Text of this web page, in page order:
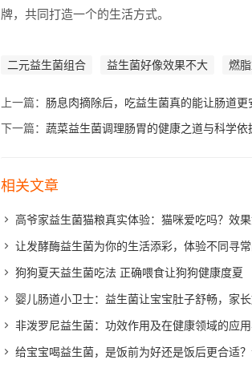
牌，共同打造一个的生活方式。
二元益生菌组合 益生菌好像效果不大 燃
上一篇： 肠息肉摘除后，吃益生菌真的能让肠道更
下一篇： 蔬菜益生菌调理肠胃的健康之道与科学依
相关文章
高爷家益生菌猫粮真实体验：猫咪爱吃吗？效果
让发酵酶益生菌为你的生活添彩，体验不同寻
狗狗夏天益生菌吃法 正确喂食让狗狗健康度夏
婴儿肠道小卫士：益生菌让宝宝肚子舒畅，家
非泼罗尼益生菌：功效作用及在健康领域的应
给宝宝喝益生菌，是饭前为好还是饭后更合适